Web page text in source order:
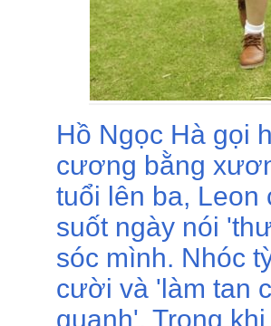
Hồ Ngọc Hà gọi
cương bằng
tuổi lên ba, Leon
suốt ngày nói
sóc mình. Nhóc
cười và 'làm tan
quanh'. Trong